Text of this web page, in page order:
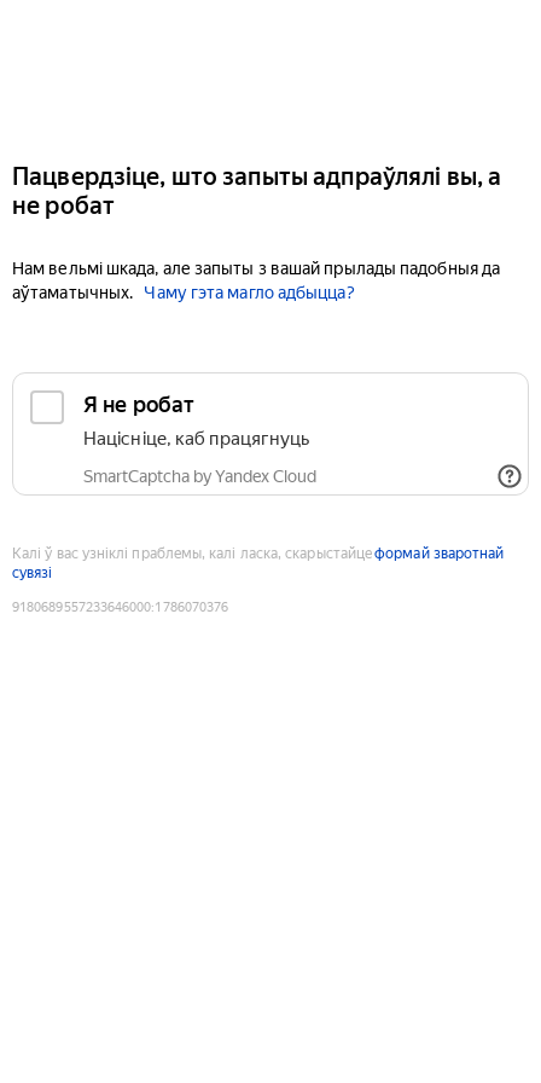
Пацвердзіце, што запыты адпраўлялі вы, а
не робат
Нам вельмі шкада, але запыты з вашай прылады падобныя да
аўтаматычных.
Чаму гэта магло адбыцца?
Я не робат
Націсніце, каб працягнуць
SmartCaptcha by Yandex Cloud
Калі ў вас узніклі праблемы, калі ласка, скарыстайцеформай зваротнай
сувязі
9180689557233646000:1786070376